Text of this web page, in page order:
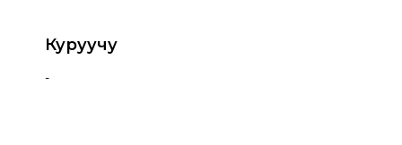
Куруучу
-